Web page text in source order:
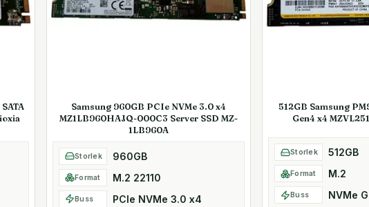
Samsung 960GB PCIe NVMe 3.0 x4
MZ1LB960HAJQ-000C3 Server SSD MZ-
1LB960A
Storlek 960GB
Format M.2 22110
Buss PCIe NVMe 3.0 x4
512GB Samsung
Gen4 x4
Storlek 512GB
Format M.2
Buss NVMe